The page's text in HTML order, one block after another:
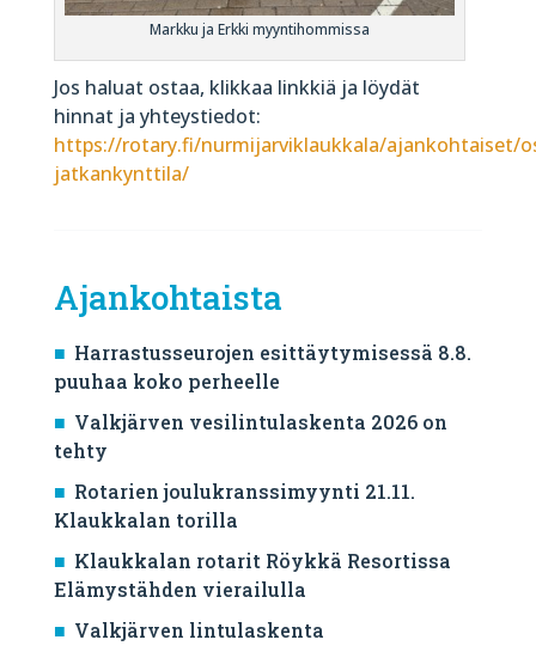
Markku ja Erkki myyntihommissa
Jos haluat ostaa, klikkaa linkkiä ja löydät
hinnat ja yhteystiedot:
https://rotary.fi/nurmijarviklaukkala/ajankohtaiset/
jatkankynttila/
Ajankohtaista
Harrastusseurojen esittäytymisessä 8.8.
puuhaa koko perheelle
Valkjärven vesilintulaskenta 2026 on
tehty
Rotarien joulukranssimyynti 21.11.
Klaukkalan torilla
Klaukkalan rotarit Röykkä Resortissa
Elämystähden vierailulla
Valkjärven lintulaskenta